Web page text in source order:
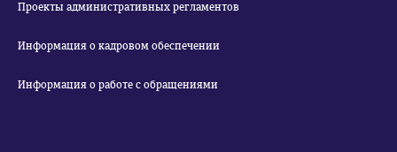
Проекты административных регламентов
Информация о кадровом обеспечении
Информация о работе с обращениями